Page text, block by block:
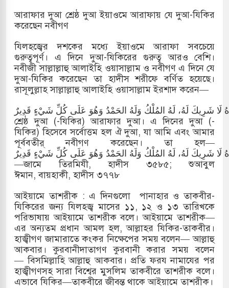
আরাফার দুআ শ্রেষ্ঠ দুআ ইয়াওমে আরাফায় যে দুআ-যিকির
করেছেন নবীগণ
যিলহজ্বের দশকের মধ্যে ইয়াওমে আরাফা সবচেয়ে
গুরুত্বপূর্ণ। এ দিনে দুআ-যিকিরের গুরুত্ব আরও বেশি।
নবীজী সাল্লাল্লাহু আলাইহি ওয়াসাল্লাম ও নবীগণ এ দিনে যে
দুআ-যিকির করেছেন তা হাদীস শরীফে বর্ণিত হয়েছে।
রাসূলুল্লাহ সাল্লাল্লাহু আলাইহি ওয়াসাল্লাম ইরশাদ করেন—
لَا شَرِيكَ لَهُ، لَهُ المُلْكُ وَلَهُ الحَمْدُ وَهُوَ عَلَى كُلِّ شَيْءٍ قَدِيرٌ.
শ্রেষ্ঠ দুআ (-যিকির) আরাফার দুআ। এ দিনের দুআ (-
যিকির) হিসেবে সর্বোত্তম হল ঐ দুআ, যা আমি এবং আমার
পূর্ববতীর্ নবীগণ করেছেন। তা হল—
لَا شَرِيكَ لَهُ، لَهُ المُلْكُ وَلَهُ الحَمْدُ وَهُوَ عَلَى كُلِّ شَيْءٍ قَدِيرٌ
—জামে তিরমিযী, হাদীস ৩৫৮৫; শুআবুল
ঈমান, বায়হাকী, হাদীস ৩৭৭৮
আইয়ামে তাশরীক : এ দিনগুলো পানাহার ও তাকবীর-
যিকিরের জন্য যিলহজ্ব মাসের ১১, ১২ ও ১৩ তারিখকে
পরিভাষায় আইয়ামে তাশরীক বলে। আইয়ামে তাশরীক—
এর অন্যতম প্রধান আমল হল, আল্লাহর যিকির-তাকবীর।
হাজ্বীগণ জামারাতে কংকর নিক্ষেপের সময় বলেন— আল্লাহু
আকবার। কুরবানীদাতাগণ কুরবানী করার সময় বলেন
— বিসমিল্লাহি আল্লাহু আকবার। প্রতি ফরয নামাযের পর
হাজ্বীগণসহ সারা বিশ্বের মুসলিম তাকবীরে তাশরীক বলে।
এভাবে যিকির—তাকবীরে জীবন্ত থাকে আইয়ামে তাশরীক।